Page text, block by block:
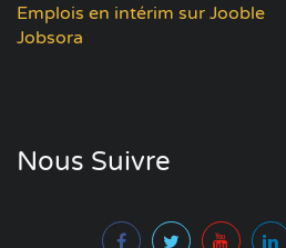
Emplois en intérim sur Jooble
Jobsora
Nous Suivre